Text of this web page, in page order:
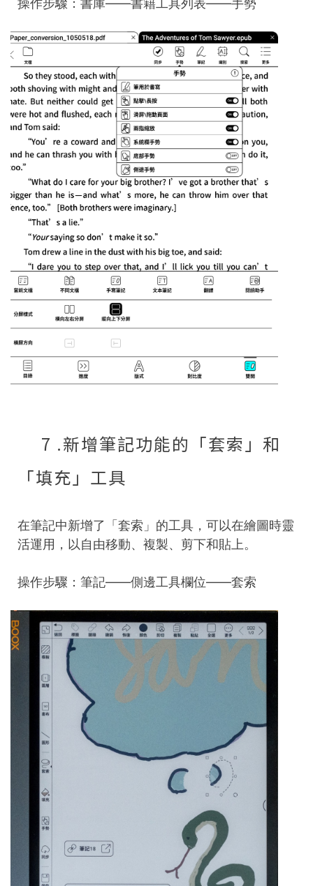
操作步驟：書庫——書籍工具列表——手勢
7 .新增筆記功能的「套索」和
「填充」工具
在筆記中新增了「套索」的工具，可以在繪圖時靈
活運用，以自由移動、複製、剪下和貼上。
操作步驟：筆記——側邊工具欄位——套索